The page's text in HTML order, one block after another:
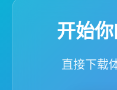
开始
直接下载